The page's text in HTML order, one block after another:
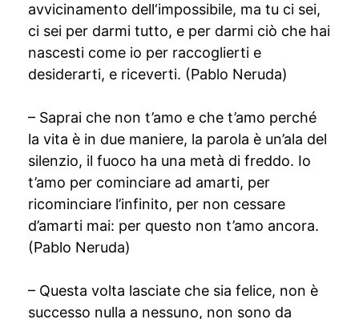
avvicinamento dell‘impossibile, ma tu ci sei,
ci sei per darmi tutto, e per darmi ciò che hai
nascesti come io per raccoglierti e
desiderarti, e riceverti. (Pablo Neruda)
– Saprai che non t’amo e che t’amo perché
la vita è in due maniere, la parola è un’ala del
silenzio, il fuoco ha una metà di freddo. Io
t’amo per cominciare ad amarti, per
ricominciare l’infinito, per non cessare
d’amarti mai: per questo non t’amo ancora.
(Pablo Neruda)
– Questa volta lasciate che sia felice, non è
successo nulla a nessuno, non sono da